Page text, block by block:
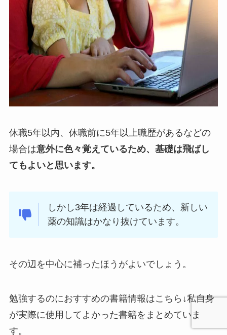
休職5年以内、休職前に5年以上職歴があるなどの
場合は意外に色々覚えているため、基礎は飛ばし
てもよいと思います。
しかし3年は経過しているため、新しい
薬の知識はかなり抜けています。
その辺を中心に補ったほうがよいでしょう。
勉強するのにおすすめの書籍情報はこちら↓私自身
が実際に使用してよかった書籍をまとめていま
す。